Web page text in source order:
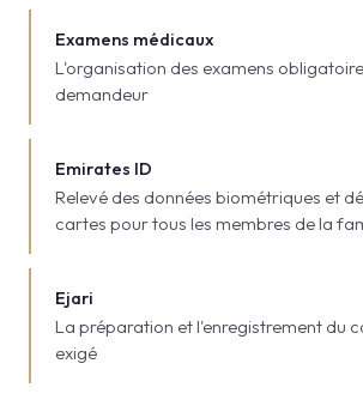
Examens médicaux
L'organisation des examens
demandeur
Emirates ID
Relevé des données biométriques et
cartes pour tous les membres de la
Ejari
La préparation et l'enregistrement du
exigé